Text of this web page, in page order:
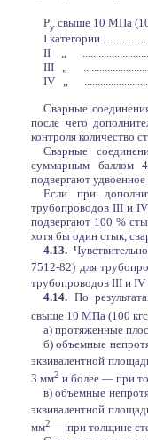
Рy свыше 10 МПа
I категории
II „
III „
IV „
Сварные
после чего
контроля количество
Сварные
суммарным баллом
подвергают
Если при
трубопроводов III и
подвергают 100 %
хотя бы один стык,
4.13.
7512-82) для
трубопроводов III и IV
4.14. По
свыше 10 МПа (100
а) протяженные
б) объемные
эквивалентной
3 мм2 и более — при
в) объемные
эквивалентной
мм2 — при толщине